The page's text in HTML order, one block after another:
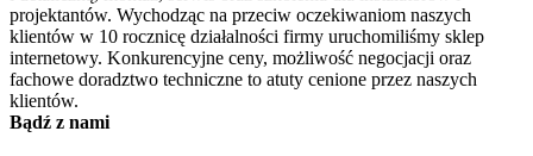
projektantów. Wychodząc na przeciw oczekiwaniom naszych
klientów w 10 rocznicę działalności firmy uruchomiliśmy sklep
internetowy. Konkurencyjne ceny, możliwość negocjacji oraz
fachowe doradztwo techniczne to atuty cenione przez naszych
klientów.
Bądź z nami